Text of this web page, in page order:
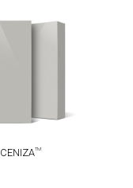
CENIZATM